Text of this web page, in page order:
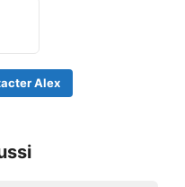
Alex